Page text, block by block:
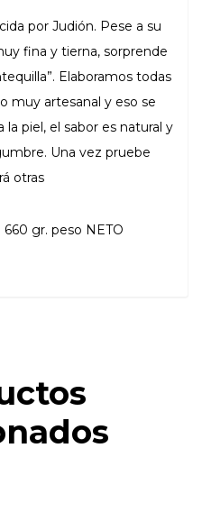
por Judión. Pese a su
fina y tierna, sorprende
Elaboramos todas
muy artesanal y eso se
piel, el sabor es natural y
Una vez pruebe
otras
gr. peso NETO